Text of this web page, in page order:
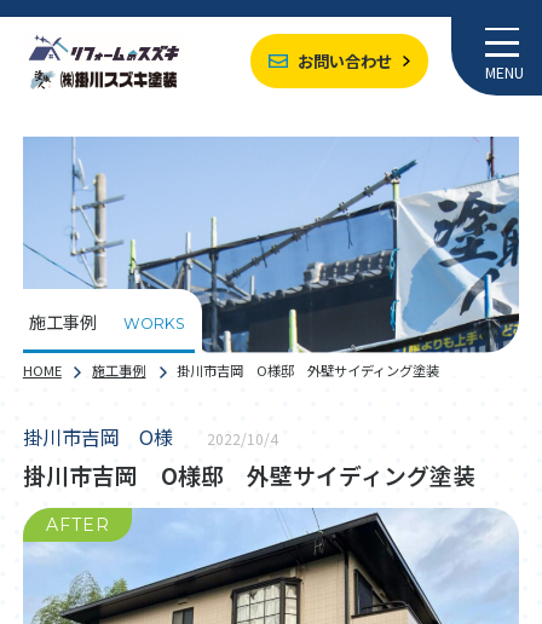
お問い合わせ MENU
施工事例 WORKS
HOME 施工事例 掛川市吉岡 O様邸 外壁サイディング塗装
掛川市吉岡 O様 2022/10/4
掛川市吉岡 O様邸 外壁サイディング塗装
AFTER